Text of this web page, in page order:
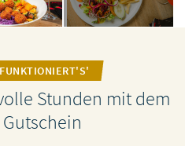
Stunden mit dem
Gutschein